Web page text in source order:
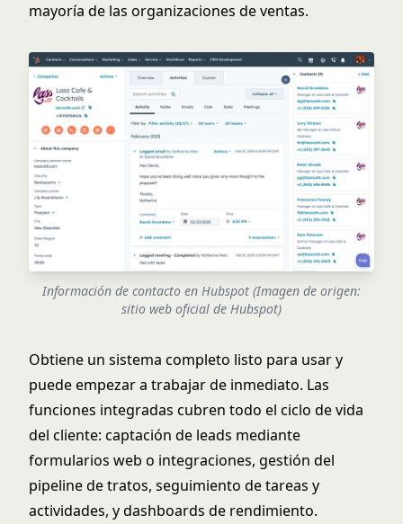
mayoría de las organizaciones de ventas.
Información de contacto en Hubspot (Imagen de origen:
sitio web oficial de Hubspot)
Obtiene un sistema completo listo para usar y
puede empezar a trabajar de inmediato. Las
funciones integradas cubren todo el ciclo de vida
del cliente: captación de leads mediante
formularios web o integraciones, gestión del
pipeline de tratos, seguimiento de tareas y
actividades, y dashboards de rendimiento.